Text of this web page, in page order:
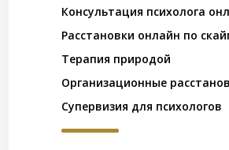
Консультация психолога
Расстановки онлайн по
Терапия природой
Организационные
Супервизия для психологов